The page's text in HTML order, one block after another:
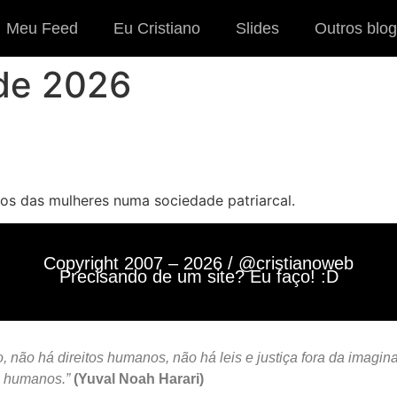
Meu Feed Eu Cristiano Slides Outros
2026
das mulheres numa sociedade patriarcal.
Copyright 2007 – 2026 / @cristianoweb
Precisando de um site? Eu faço! :D
não há direitos humanos, não há leis e justiça fora da
(Yuval Noah Harari)